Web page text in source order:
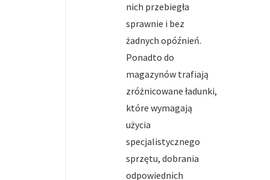
nich przebiegła
sprawnie i bez
żadnych opóźnień.
Ponadto do
magazynów trafiają
zróżnicowane ładunki,
które wymagają
użycia
specjalistycznego
sprzętu, dobrania
odpowiednich